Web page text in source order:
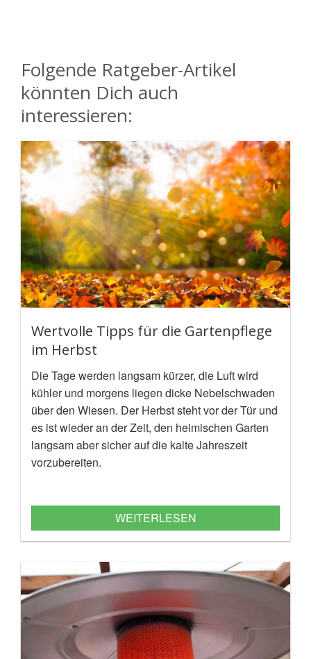
Folgende Ratgeber-Artikel
könnten Dich auch
interessieren:
Wertvolle Tipps für die Gartenpflege
im Herbst
Die Tage werden langsam kürzer, die Luft wird
kühler und morgens liegen dicke Nebelschwaden
über den Wiesen. Der Herbst steht vor der Tür und
es ist wieder an der Zeit, den heimischen Garten
langsam aber sicher auf die kalte Jahreszeit
vorzubereiten.
WEITERLESEN